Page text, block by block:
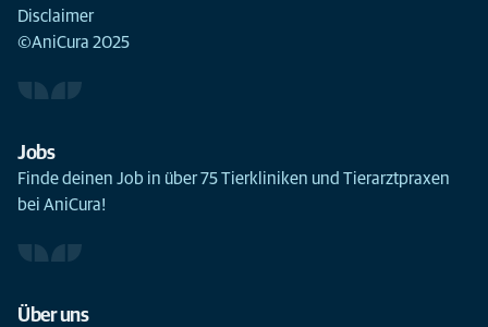
Disclaimer
©AniCura 2025
Jobs
Finde deinen Job in über 75 Tierkliniken und Tierarztpraxen
bei AniCura!
Über uns